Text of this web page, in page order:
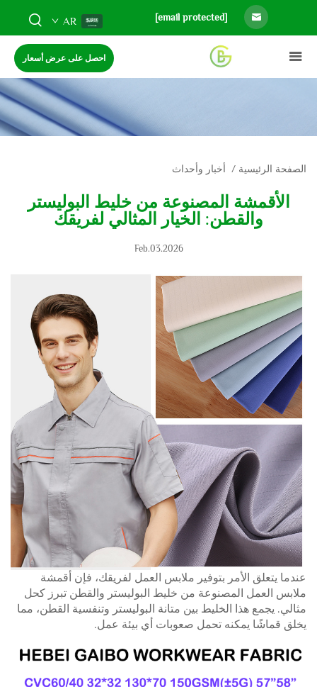
[email protected]
AR
احصل على عرض أسعار
الصفحة الرئيسية / أخبار وأحداث
الأقمشة المصنوعة من خليط البوليستر
والقطن: الخيار المثالي لفريقك
Feb.03.2026
عندما يتعلق الأمر بتوفير ملابس العمل لفريقك، فإن أقمشة
ملابس العمل المصنوعة من خليط البوليستر والقطن تبرز كحل
مثالي. يجمع هذا الخليط بين متانة البوليستر وتنفسية القطن، مما
يخلق قماشًا يمكنه تحمل صعوبات أي بيئة عمل.